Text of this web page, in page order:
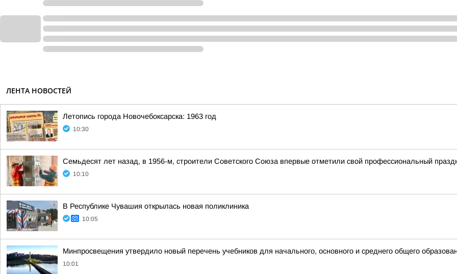
ЛЕНТА НОВОСТЕЙ
Летопись города Новочебоксарска: 1963 год
10:30
Семьдесят лет назад, в 1956-м, строители Советского Союза впервые отметили свой профессиональный
10:10
В Республике Чувашия открылась новая поликлиника
10:05
Минпросвещения утвердило новый перечень учебников для начального, основного и среднего общего
10:01